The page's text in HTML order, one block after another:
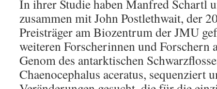
In ihrer Studie haben Manfred Schartl
zusammen mit John Postlethwait, der
Preisträger am Biozentrum der JMU
weiteren Forscherinnen und Forschern
Genom des antarktischen
Chaenocephalus aceratus, sequenziert